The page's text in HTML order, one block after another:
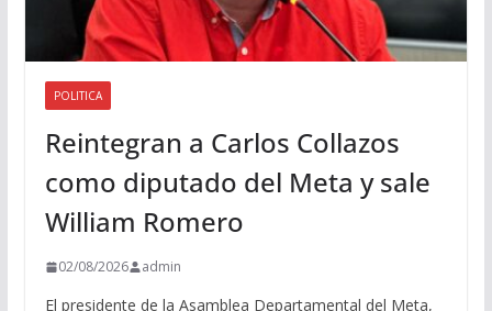
POLITICA
Reintegran a Carlos Collazos
como diputado del Meta y sale
William Romero
02/08/2026 admin
El presidente de la Asamblea Departamental del Meta,